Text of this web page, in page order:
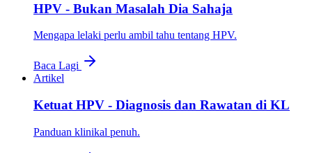
HPV - Bukan Masalah Dia Sahaja
Mengapa lelaki perlu ambil tahu tentang HPV.
Baca Lagi
Artikel
Ketuat HPV - Diagnosis dan Rawatan di KL
Panduan klinikal penuh.